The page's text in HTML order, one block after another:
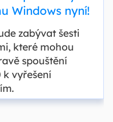
Windows nyní!
zabývat šesti
které mohou
spouštění
k vyřešení